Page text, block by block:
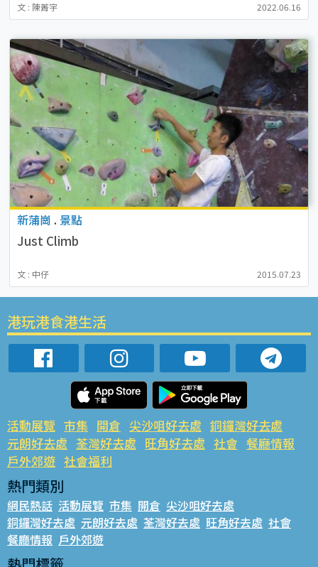
文 : 陳菁宇 2022.06.16
新蒲崗 . 景點
Just Climb
文 : 中仔 2015.07.23
港玩港食港生活
活動展覽 市集 開倉 尖沙咀好去處 銅鑼灣好去處
元朗好去處 荃灣好去處 旺角好去處 社會 餐廳情報
戶外郊遊 社會福利
熱門類別
網民熱話 活動展覽 市集 開倉 尖沙咀好去處
銅鑼灣好去處 元朗好去處 荃灣好去處 旺角好去處 社會
餐廳情報 戶外郊遊